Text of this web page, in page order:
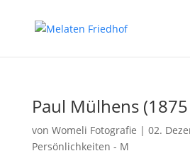
Paul Mülhens
von Womeli Fotografie | 02.
Persönlichkeiten - M